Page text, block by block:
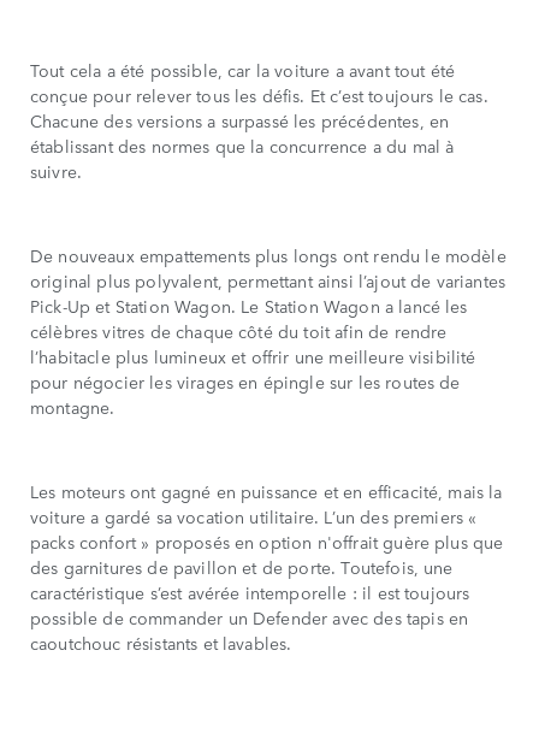
Tout cela a été possible, car la voiture a avant tout été
conçue pour relever tous les défis. Et c’est toujours le cas.
Chacune des versions a surpassé les précédentes, en
établissant des normes que la concurrence a du mal à
suivre.
De nouveaux empattements plus longs ont rendu le modèle
original plus polyvalent, permettant ainsi l’ajout de variantes
Pick-Up et Station Wagon. Le Station Wagon a lancé les
célèbres vitres de chaque côté du toit afin de rendre
l’habitacle plus lumineux et offrir une meilleure visibilité
pour négocier les virages en épingle sur les routes de
montagne.
Les moteurs ont gagné en puissance et en efficacité, mais la
voiture a gardé sa vocation utilitaire. L’un des premiers «
packs confort » proposés en option n'offrait guère plus que
des garnitures de pavillon et de porte. Toutefois, une
caractéristique s’est avérée intemporelle : il est toujours
possible de commander un Defender avec des tapis en
caoutchouc résistants et lavables.